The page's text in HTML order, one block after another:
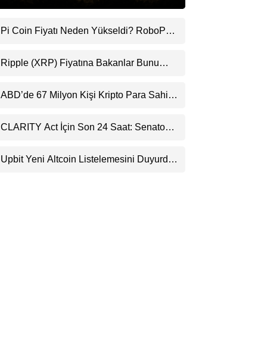
LinkedIn
Telegram
Pi Coin Fiyatı Neden Yükseldi? RoboPay
Destekledi
Ripple (XRP) Fiyatına Bakanlar Bunu
Uyarı
ABD’de 67 Milyon Kişi Kripto Para Sahibi:
CLARITY Act İçin Son 24 Saat: Senato
Beklentisini Bozabilir
Upbit Yeni Altcoin Listelemesini Duyurdu: